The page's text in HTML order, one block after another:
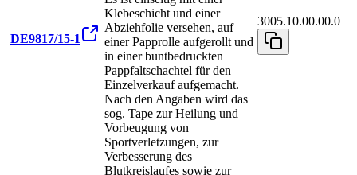
DE9817/15-1
Klebeschicht und einer
Abziehfolie versehen, auf
einer Papprolle aufgerollt und
in einer buntbedruckten
Pappfaltschachtel für den
Einzelverkauf aufgemacht.
Nach den Angaben wird das
sog. Tape zur Heilung und
Vorbeugung von
Sportverletzungen, zur
Verbesserung des
Blutkreislaufes sowie zur
3005.10.00.00.0